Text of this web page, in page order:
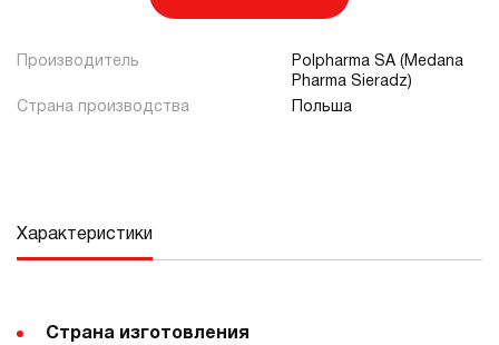
Производитель
Polpharma SA (Medana
Pharma Sieradz)
Страна производства
Польша
Характеристики
Страна изготовления